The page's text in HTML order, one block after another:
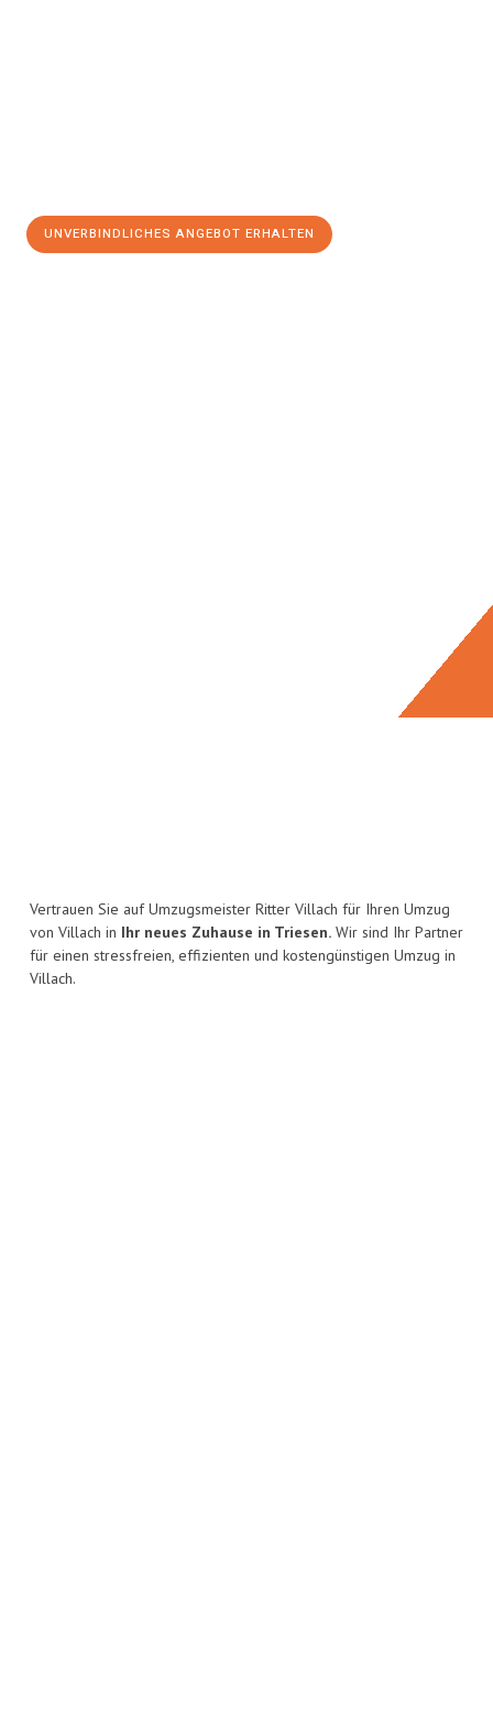
UNVERBINDLICHES ANGEBOT ERHALTEN
Vertrauen Sie auf Umzugsmeister Ritter Villach für Ihren Umzug
von Villach in Ihr neues Zuhause in Triesen. Wir sind Ihr Partner
für einen stressfreien, effizienten und kostengünstigen Umzug in
Villach.